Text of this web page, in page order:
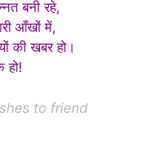
बनी रहे,
आँखों में,
की खबर हो।
हो!
to friend